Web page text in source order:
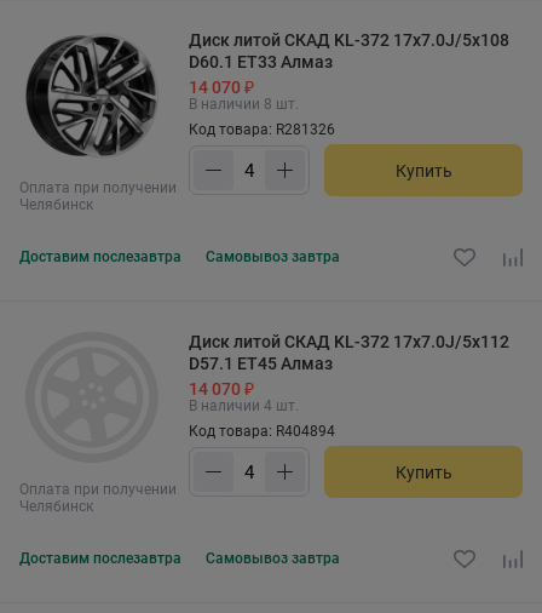
Оплата при получении
Челябинск
Диск литой СКАД KL-372 17x7.0J/5x108
D60.1 ET33 Алмаз
14 070 ₽
В наличии 8 шт.
Код товара: R281326
Купить
Доставим послезавтра Самовывоз завтра
Оплата при получении
Челябинск
Диск литой СКАД KL-372 17x7.0J/5x112
D57.1 ET45 Алмаз
14 070 ₽
В наличии 4 шт.
Код товара: R404894
Купить
Доставим послезавтра Самовывоз завтра